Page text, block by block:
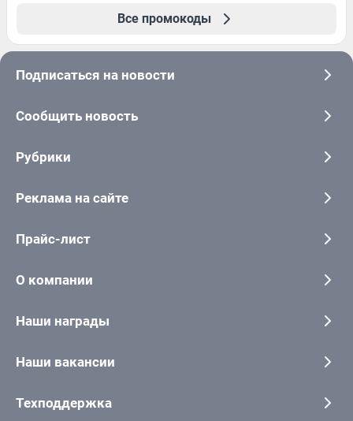
Все промокоды
Подписаться на новости
Сообщить новость
Рубрики
Реклама на сайте
Прайс-лист
О компании
Наши награды
Наши вакансии
Техподдержка